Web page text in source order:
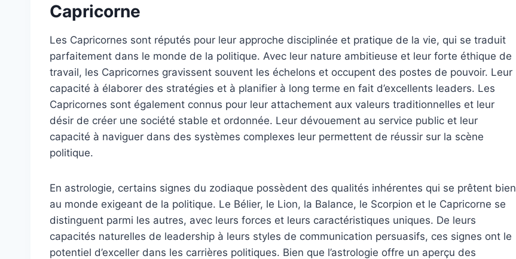
Capricorne
Les Capricornes sont réputés pour leur approche disciplinée et pratique de la vie, qui se traduit
parfaitement dans le monde de la politique. Avec leur nature ambitieuse et leur forte éthique de
travail, les Capricornes gravissent souvent les échelons et occupent des postes de pouvoir. Leur
capacité à élaborer des stratégies et à planifier à long terme en fait d’excellents leaders. Les
Capricornes sont également connus pour leur attachement aux valeurs traditionnelles et leur
désir de créer une société stable et ordonnée. Leur dévouement au service public et leur
capacité à naviguer dans des systèmes complexes leur permettent de réussir sur la scène
politique.
En astrologie, certains signes du zodiaque possèdent des qualités inhérentes qui se prêtent bien
au monde exigeant de la politique. Le Bélier, le Lion, la Balance, le Scorpion et le Capricorne se
distinguent parmi les autres, avec leurs forces et leurs caractéristiques uniques. De leurs
capacités naturelles de leadership à leurs styles de communication persuasifs, ces signes ont le
potentiel d’exceller dans les carrières politiques. Bien que l’astrologie offre un aperçu des